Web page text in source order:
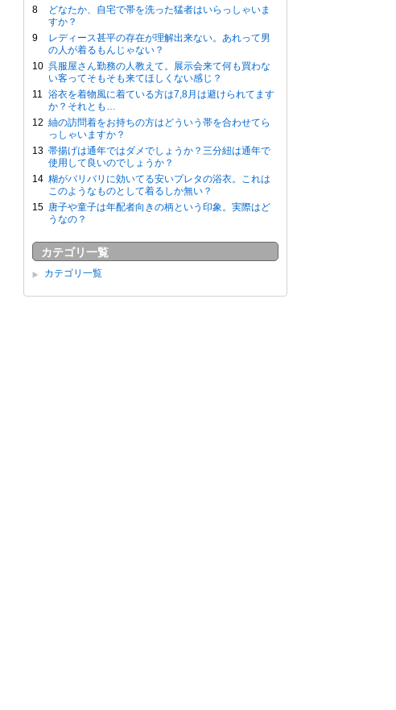
どなたか、自宅で帯を洗った猛者はいらっしゃいま
すか？
レディース甚平の存在が理解出来ない。あれって男
の人が着るもんじゃない？
呉服屋さん勤務の人教えて。展示会来て何も買わな
い客ってそもそも来てほしくない感じ？
浴衣を着物風に着ている方は7,8月は避けられてます
か？それとも…
紬の訪問着をお持ちの方はどういう帯を合わせてら
っしゃいますか？
帯揚げは通年ではダメでしょうか？三分紐は通年で
使用して良いのでしょうか？
糊がバリバリに効いてる安いプレタの浴衣。これは
このようなものとして着るしか無い？
唐子や童子は年配者向きの柄という印象。実際はど
うなの？
カテゴリ一覧
カテゴリ一覧